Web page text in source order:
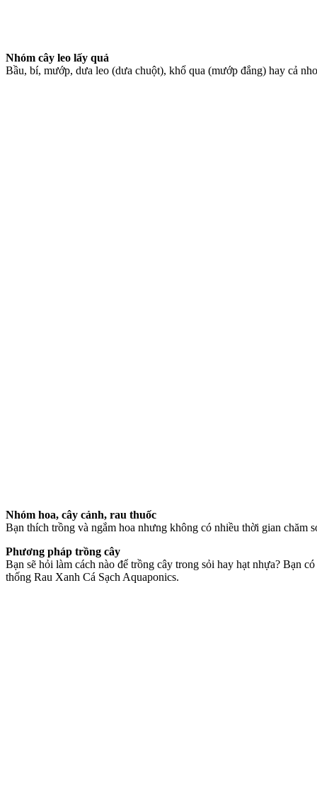
Nhóm cây leo lấy quả
Bầu, bí, mướp, dưa leo (dưa chuột), khổ qua (mướp đắng) hay cả
Nhóm hoa, cây cảnh, rau thuốc
Bạn thích trồng và ngắm hoa nhưng không có nhiều thời gian chăm
Phương pháp trồng cây
Bạn sẽ hỏi làm cách nào để trồng cây trong sỏi hay hạt nhựa? Bạn
thống Rau Xanh Cá Sạch Aquaponics.